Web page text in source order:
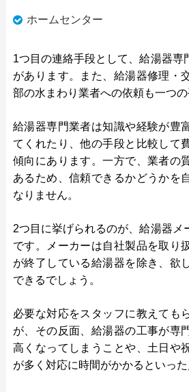
ホームセンター
1つ目の連絡手段として、給湯器専
があります。また、給湯器修理・
部の水まわり業者への依頼も一つの
給湯器専門業者は知識や経験が豊
てくれたり、他の手段と比較して
傾向にあります。一方で、業者の
あるため、信頼できるかどうかを
なりません。
2つ目に挙げられるのが、給湯器メ
です。メーカーは自社製品を取り
が終了している給湯器を除き、欲
できるでしょう。
必要な対応をスタッフに教えても
が、その反面、給湯器の工事が専
高くなってしまうことや、土日や
が多く対応に時間がかかるといった